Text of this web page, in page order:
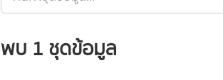
พบ 1 ชุดข้อมูล